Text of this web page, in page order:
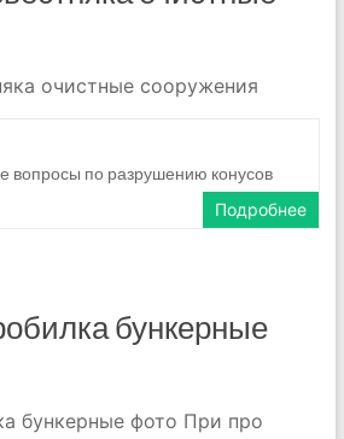
очистные сооружения
вопросы по разрушению конусов
Подробнее
бункерные
бункерные фото При про